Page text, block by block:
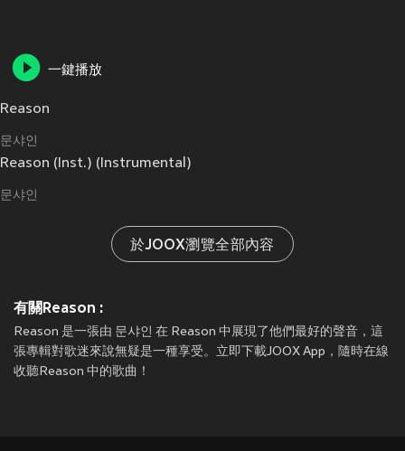
一鍵播放
Reason
문샤인
Reason (Inst.) (Instrumental)
문샤인
於JOOX瀏覽全部內容
有關Reason :
Reason 是一張由 문샤인 在 Reason 中展現了他們最好的聲音，這
張專輯對歌迷來說無疑是一種享受。立即下載JOOX App，隨時在線
收聽Reason 中的歌曲！